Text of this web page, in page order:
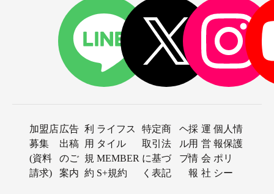
加盟店
募集
(資料
請求)
広告
出稿
のご
案内
利
用
規
約
ライフス
タイル
MEMBER
S+規約
特定商
取引法
に基づ
く表記
ヘ
ル
プ
採
用
情
報
運
営
会
社
個人情
報保護
ポリ
シー